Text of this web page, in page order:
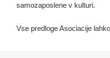
samozaposlene v kulturi.
Vse predloge Asociacije